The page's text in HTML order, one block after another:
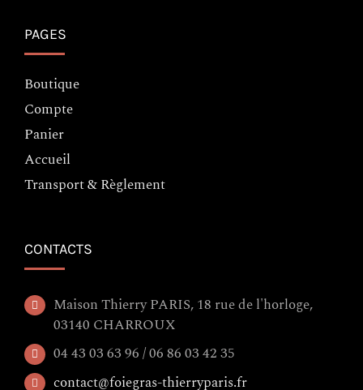
PAGES
Boutique
Compte
Panier
Accueil
Transport & Règlement
CONTACTS
Maison Thierry PARIS, 18 rue de l'horloge,
03140 CHARROUX
04 43 03 63 96 / 06 86 03 42 35
contact@foiegras-thierryparis.fr